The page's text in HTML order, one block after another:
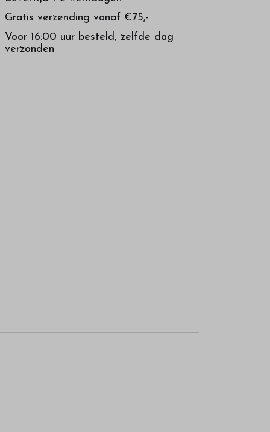
Gratis verzending vanaf €75,-
Voor 16:00 uur besteld, zelfde dag
verzonden